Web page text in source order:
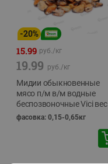
-20%
15.99 руб./кг
19.99 руб./кг
Мидии обыкновенные
мясо п/м в/м водные
беспозвоночные Vici вес
фасовка: 0,15-0,65кг